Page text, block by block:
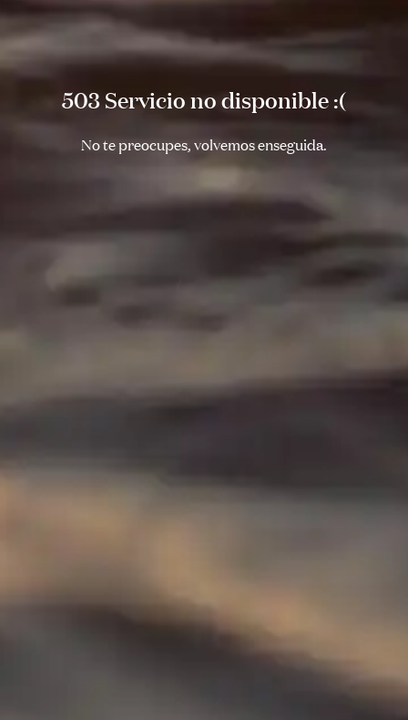
503 Servicio no disponible :(
No te preocupes, volvemos enseguida.